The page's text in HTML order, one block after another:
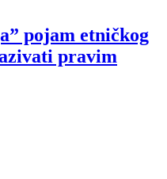
pojam etničkog
pravim